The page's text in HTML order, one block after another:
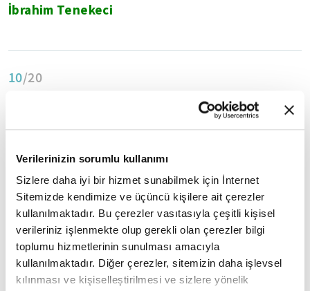
Verilerinizin sorumlu kullanımı
Sizlere daha iyi bir hizmet sunabilmek için İnternet
Sitemizde kendimize ve üçüncü kişilere ait çerezler
kullanılmaktadır. Bu çerezler vasıtasıyla çeşitli kişisel
verileriniz işlenmekte olup gerekli olan çerezler bilgi
toplumu hizmetlerinin sunulması amacıyla
kullanılmaktadır. Diğer çerezler, sitemizin daha işlevsel
kılınması ve kişiselleştirilmesi ve sizlere yönelik
İbrahim Tenekeci
10/20